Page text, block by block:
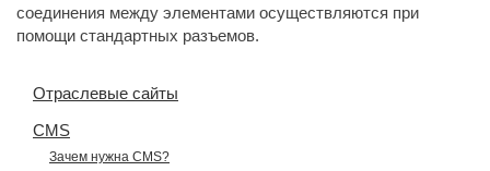
соединения между элементами осуществляются при
помощи стандартных разъемов.
Отраслевые сайты
CMS
Зачем нужна CMS?